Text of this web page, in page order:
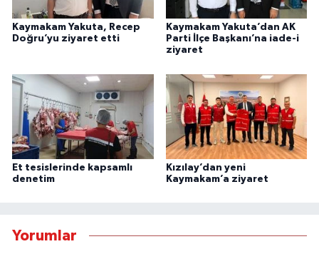
Kaymakam Yakuta, Recep
Doğru’yu ziyaret etti
Kaymakam Yakuta’dan AK
Parti İlçe Başkanı’na iade-i
ziyaret
Et tesislerinde kapsamlı
denetim
Kızılay’dan yeni
Kaymakam’a ziyaret
Yorumlar